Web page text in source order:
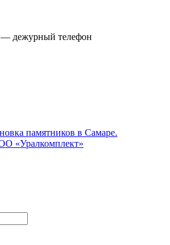
— дежурный телефон